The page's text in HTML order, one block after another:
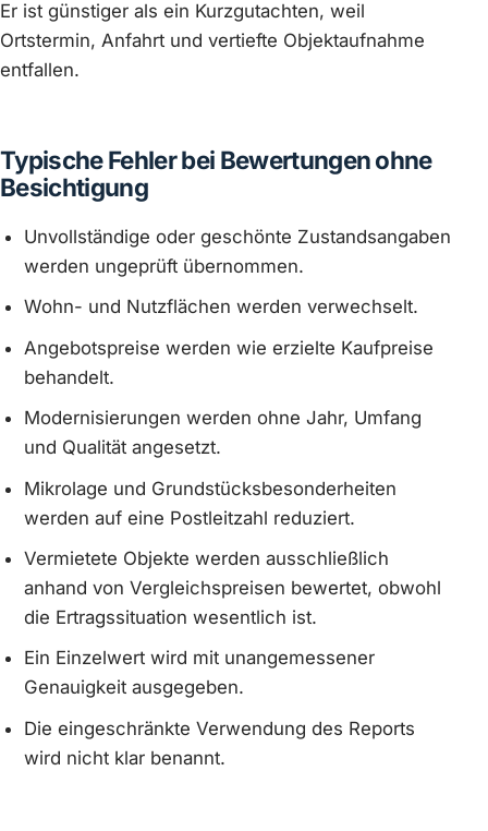
Er ist günstiger als ein Kurzgutachten, weil
Ortstermin, Anfahrt und vertiefte Objektaufnahme
entfallen.
Typische Fehler bei Bewertungen ohne
Besichtigung
Unvollständige oder geschönte Zustandsangaben
werden ungeprüft übernommen.
Wohn- und Nutzflächen werden verwechselt.
Angebotspreise werden wie erzielte Kaufpreise
behandelt.
Modernisierungen werden ohne Jahr, Umfang
und Qualität angesetzt.
Mikrolage und Grundstücksbesonderheiten
werden auf eine Postleitzahl reduziert.
Vermietete Objekte werden ausschließlich
anhand von Vergleichspreisen bewertet, obwohl
die Ertragssituation wesentlich ist.
Ein Einzelwert wird mit unangemessener
Genauigkeit ausgegeben.
Die eingeschränkte Verwendung des Reports
wird nicht klar benannt.